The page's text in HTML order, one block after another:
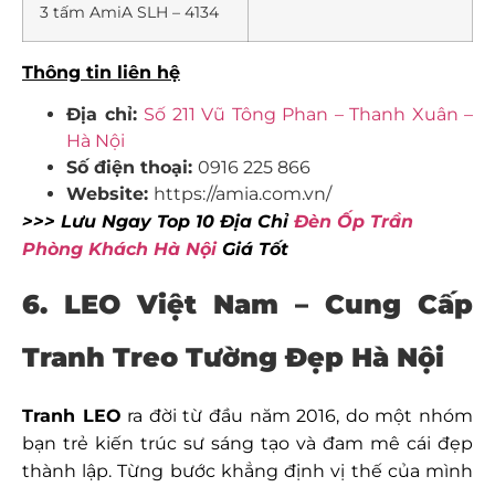
3 tấm AmiA SLH – 4134
Thông tin liên hệ
Địa chỉ: Số 211 Vũ Tông Phan – Thanh Xuân –
Hà Nội
Số điện thoại: 0916 225 866
Website: https://amia.com.vn/
>>> Lưu Ngay Top 10 Địa Chỉ Đèn Ốp Trần
Phòng Khách Hà NộiGiá Tốt
6. LEO Việt Nam – Cung Cấp
Tranh Treo Tường Đẹp Hà Nội
Tranh LEO ra đời từ đầu năm 2016, do một nhóm
bạn trẻ kiến trúc sư sáng tạo và đam mê cái đẹp
thành lập. Từng bước khẳng định vị thế của mình